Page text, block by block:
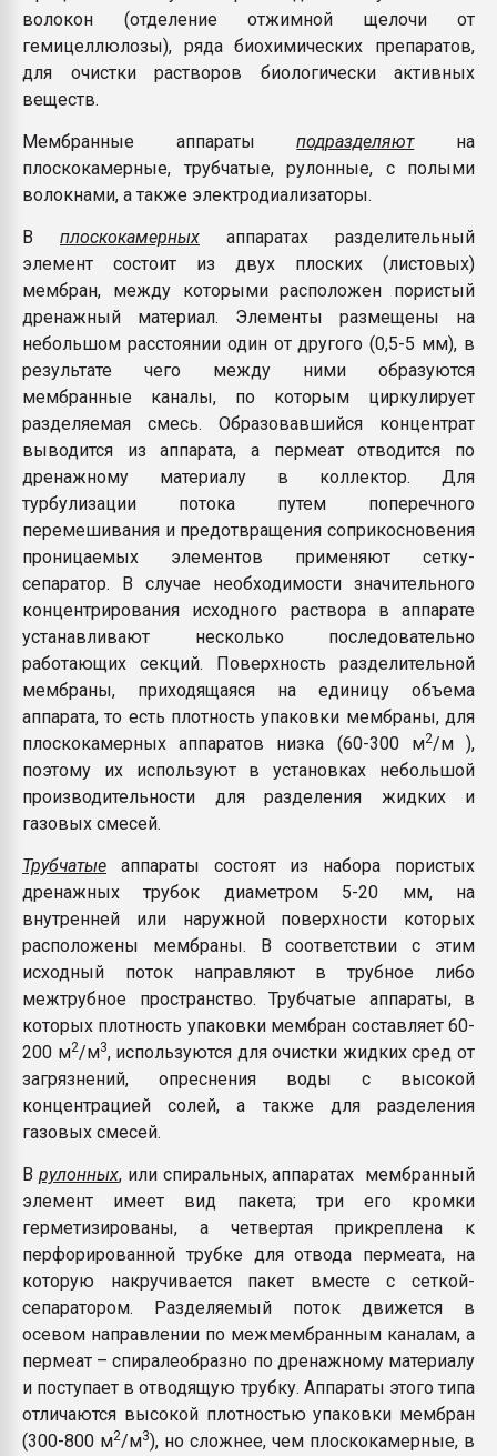
волокон (отделение отжимной щелочи от
гемицеллюлозы), ряда биохимических препаратов,
для очистки растворов биологически активных
веществ.
Мембранные аппаратыподразделяютна
плоскокамерные, трубчатые, рулонные, с полыми
волокнами, а также электродиализаторы.
В плоскокамерных аппаратах разделительный
элемент состоит из двух плоских (листовых)
мембран, между которыми расположен пористый
дренажный материал. Элементы размещены на
небольшом расстоянии один от другого (0,5-5 мм), в
результате чего между ними образуются
мембранные каналы, по которым циркулирует
разделяемая смесь. Образовавшийся концентрат
выводится из аппарата, а пермеат отводится по
дренажному материалу в коллектор. Для
турбулизации потока путем поперечного
перемешивания и предотвращения соприкосновения
проницаемых элементов применяют сетку-
сепаратор. В случае необходимости значительного
концентрирования исходного раствора в аппарате
устанавливают несколько последовательно
работающих секций. Поверхность разделительной
мембраны, приходящаяся на единицу объема
аппарата, то есть плотность упаковки мембраны, для
плоскокамерных аппаратов низка (60-300 м2/м ),
поэтому их используют в установках небольшой
производительности для разделения жидких и
газовых смесей.
Трубчатые аппараты состоят из набора пористых
дренажных трубок диаметром 5-20 мм, на
внутренней или наружной поверхности которых
расположены мембраны. В соответствии с этим
исходный поток направляют в трубное либо
межтрубное пространство. Трубчатые аппараты, в
которых плотность упаковки мембран составляет 60-
200 м2/м3, используются для очистки жидких сред от
загрязнений, опреснения воды с высокой
концентрацией солей, а также для разделения
газовых смесей.
В рулонных, или спиральных, аппаратах мембранный
элемент имеет вид пакета; три его кромки
герметизированы, а четвертая прикреплена к
перфорированной трубке для отвода пермеата, на
которую накручивается пакет вместе с сеткой-
сепаратором. Разделяемый поток движется в
осевом направлении по межмембранным каналам, а
пермеат – спиралеобразно по дренажному материалу
и поступает в отводящую трубку. Аппараты этого типа
отличаются высокой плотностью упаковки мембран
(300-800 м2/м3), но сложнее, чем плоскокамерные, в